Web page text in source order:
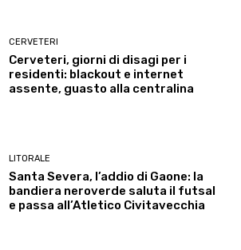
CERVETERI
Cerveteri, giorni di disagi per i
residenti: blackout e internet
assente, guasto alla centralina
LITORALE
Santa Severa, l’addio di Gaone: la
bandiera neroverde saluta il futsal
e passa all’Atletico Civitavecchia